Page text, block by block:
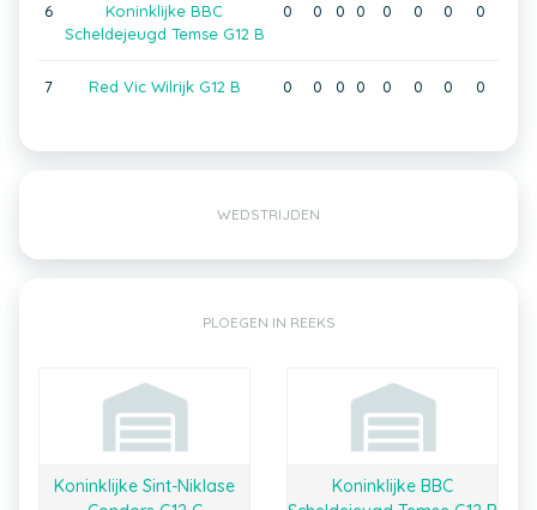
6
Koninklijke BBC
Scheldejeugd Temse G12 B
0 0 0 0 0 0 0 0
7 Red Vic Wilrijk G12 B 0 0 0 0 0 0 0 0
WEDSTRIJDEN
PLOEGEN IN REEKS
Koninklijke Sint-Niklase
Koninklijke BBC